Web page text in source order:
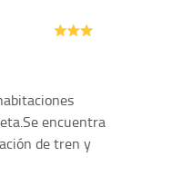
encuentra
de tren y